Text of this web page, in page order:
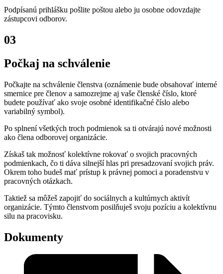
Podpísanú prihlášku pošlite poštou alebo ju osobne odovzdajte
zástupcovi odborov.
03
Počkaj na schválenie
Počkajte na schválenie členstva (oznámenie bude obsahovať interné
smernice pre členov a samozrejme aj vaše členské číslo, ktoré
budete používať ako svoje osobné identifikačné číslo alebo
variabilný symbol).
Po splnení všetkých troch podmienok sa ti otvárajú nové možnosti
ako člena odborovej organizácie.
Získaš tak možnosť kolektívne rokovať o svojich pracovných
podmienkach, čo ti dáva silnejší hlas pri presadzovaní svojich práv.
Okrem toho budeš mať prístup k právnej pomoci a poradenstvu v
pracovných otázkach.
Taktiež sa môžeš zapojiť do sociálnych a kultúrnych aktivít
organizácie. Týmto členstvom posilňuješ svoju pozíciu a kolektívnu
silu na pracovisku.
Dokumenty